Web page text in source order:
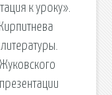
к уроку».